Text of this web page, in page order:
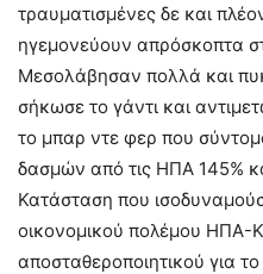
τραυματισμένες δε και
ηγεμονεύουν απρόσκοπτα
Μεσολάβησαν πολλά και
σήκωσε το γάντι και
το μπαρ ντε φερ που
δασμών από τις ΗΠΑ 145%
Κατάσταση που
οικονομικού πολέμου ΗΠΑ-
αποσταθεροποιητικού για